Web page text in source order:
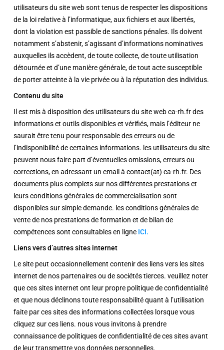
utilisateurs du site web sont tenus de respecter les dispositions
de la loi relative à l’informatique, aux fichiers et aux libertés,
dont la violation est passible de sanctions pénales. Ils doivent
notamment s’abstenir, s’agissant d’informations nominatives
auxquelles ils accèdent, de toute collecte, de toute utilisation
détournée et d’une manière générale, de tout acte susceptible
de porter atteinte à la vie privée ou à la réputation des individus.
Contenu du site
Il est mis à disposition des utilisateurs du site web ca-rh.fr des
informations et outils disponibles et vérifiés, mais l’éditeur ne
saurait être tenu pour responsable des erreurs ou de
l’indisponibilité de certaines informations. les utilisateurs du site
peuvent nous faire part d’éventuelles omissions, erreurs ou
corrections, en adressant un email à contact(at) ca-rh.fr. Des
documents plus complets sur nos différentes prestations et
leurs conditions générales de commercialisation sont
disponibles sur simple demande. les conditions générales de
vente de nos prestations de formation et de bilan de
compétences sont consultables en ligne ICI.
Liens vers d’autres sites internet
Le site peut occasionnellement contenir des liens vers les sites
internet de nos partenaires ou de sociétés tierces. veuillez noter
que ces sites internet ont leur propre politique de confidentialité
et que nous déclinons toute responsabilité quant à l’utilisation
faite par ces sites des informations collectées lorsque vous
cliquez sur ces liens. nous vous invitons à prendre
connaissance de politiques de confidentialité de ces sites avant
de leur transmettre vos données personnelles.